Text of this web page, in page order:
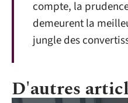
compte, la
demeurent la
jungle des
D'autres